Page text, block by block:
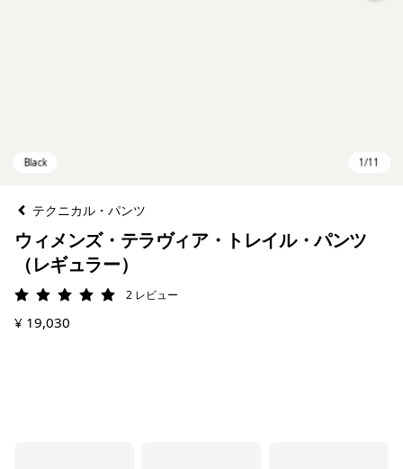
テクニカル・パンツ
ウィメンズ・テラヴィア・トレイル・パンツ
（レギュラー）
評価: 5 / 5 2 レビュー
¥ 19,030